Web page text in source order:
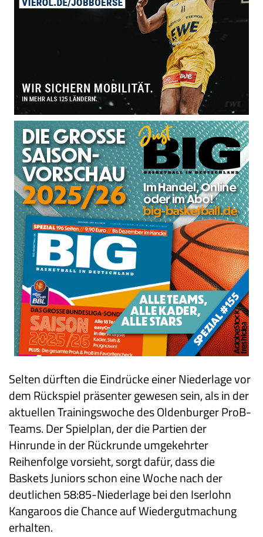
Selten dürften die Eindrücke einer Niederlage vor
dem Rückspiel präsenter gewesen sein, als in der
aktuellen Trainingswoche des Oldenburger ProB-
Teams. Der Spielplan, der die Partien der
Hinrunde in der Rückrunde umgekehrter
Reihenfolge vorsieht, sorgt dafür, dass die
Baskets Juniors schon eine Woche nach der
deutlichen 58:85-Niederlage bei den Iserlohn
Kangaroos die Chance auf Wiedergutmachung
erhalten.